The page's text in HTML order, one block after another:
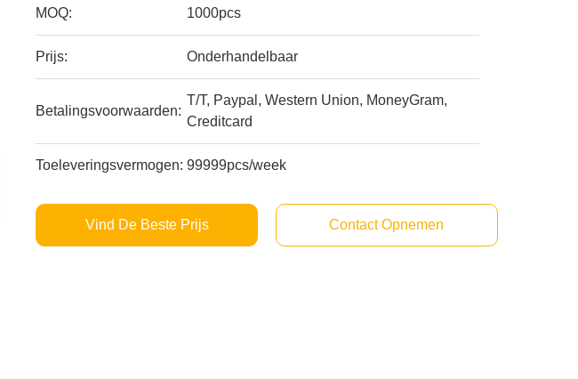
MOQ: 1000pcs
Prijs: Onderhandelbaar
Betalingsvoorwaarden:
T/T, Paypal, Western Union, MoneyGram,
Creditcard
Toeleveringsvermogen: 99999pcs/week
Vind De Beste Prijs Contact Opnemen